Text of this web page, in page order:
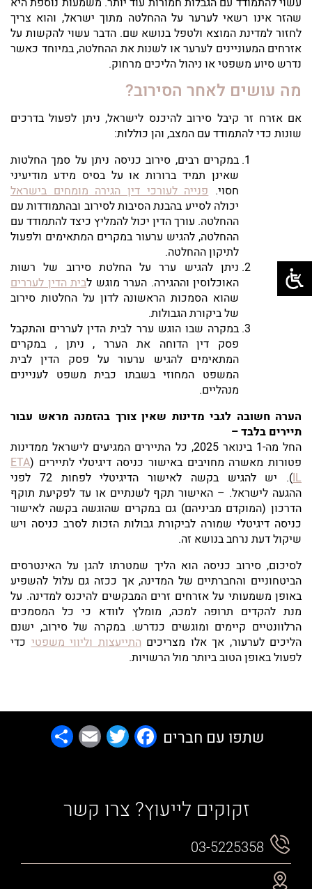
שהזר אינו רשאי לערער על ההחלטה מתוך ישראל, והוא צריך
לחזור למדינת המוצא ולטפל בנושא שם. הדבר עשוי להקשות על
אזרחים המעוניינים לערער או לשנות את ההחלטה, במיוחד כאשר
נדרש סיוע משפטי או ניהול הליכים מרחוק.
מה עושים לאחר הסירוב?
אם אזרח זר קיבל סירוב להיכנס לישראל, ניתן לפעול בדרכים
שונות כדי להתמודד עם המצב, והן כוללות:
במקרים רבים, סירוב כניסה ניתן על סמך החלטות
שאינן תמיד ברורות או על בסיס מידע מודיעיני
חסוי.פנייה לעורכי דין הגירה מומחים בישראל
יכולה לסייע בהבנת הסיבות לסירוב ובהתמודדות עם
ההחלטה. עורך הדין יכול להמליץ כיצד להתמודד עם
ההחלטה, להגיש ערעור במקרים המתאימים ולפעול
לתיקון ההחלטה.
ניתן להגיש ערר על החלטת סירוב של רשות
האוכלוסין וההגירה. הערר מוגש לבית הדין לעררים
שהוא הסמכות הראשונה לדון על החלטות סירוב
של ביקורת הגבולות.
במקרה שבו הוגש ערר לבית הדין לעררים והתקבל
פסק דין הדוחה את הערר , ניתן , במקרים
המתאימים להגיש ערעור על פסק הדין לבית
המשפט המחוזי בשבתו כבית משפט לעניינים
מנהליים.
הערה חשובה לגבי מדינות שאין צורך בהזמנה מראש עבור
תיירים בלבד –
החל מה-1 בינואר 2025, כל התיירים המגיעים לישראל ממדינות
פטורות מאשרה מחויבים באישור כניסה דיגיטלי לתיירים (ETA
IL
). יש להגיש בקשה לאישור הדיגיטלי לפחות 72 לפני
ההגעה לישראל. – האישור תקף לשנתיים או עד לפקיעת תוקף
הדרכון (המוקדם מביניהם) גם במקרים שהוגשה בקשה לאישור
כניסה דיגיטלי שמורה לביקורת גבולות הזכות לסרב כניסה ויש
שיקול דעת נרחב בנושא זה.
לסיכום, סירוב כניסה הוא הליך שמטרתו להגן על האינטרסים
הביטחוניים והחברתיים של המדינה, אך ככזה גם עלול להשפיע
באופן משמעותי על אזרחים זרים המבקשים להיכנס למדינה. על
מנת להקדים תרופה למכה, מומלץ לוודא כי כל המסמכים
הרלוונטיים קיימים ומוגשים כנדרש. במקרה של סירוב, ישנם
הליכים לערעור, אך אלו מצריכיםהתייעצות וליווי משפטיכדי
לפעול באופן הטוב ביותר מול הרשויות.
שתפו עם חברים Facebook
Twitter
Email
זקוקים לייעוץ? צרו קשר
03-5225358